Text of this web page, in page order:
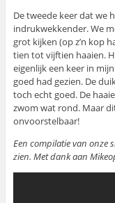
De tweede keer dat we
indrukwekkender. We
grot kijken (op z’n kop
tien tot vijftien haaien.
eigenlijk een keer in
goed had gezien. De
toch echt goed. De
zwom wat rond. Maar
onvoorstelbaar!
Een compilatie van onze
zien. Met dank aan